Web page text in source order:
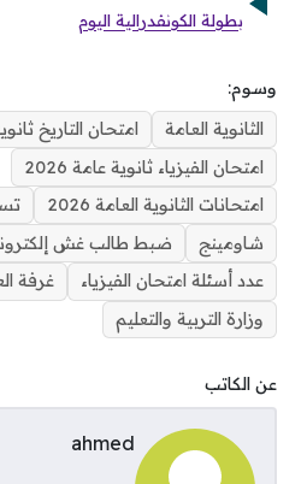
بطولة الكونفدرالية اليوم
وسوم:
الثانوية العامة
امتحان التاريخ ثانوية
امتحان الفيزياء ثانوية عامة 2026
امتحانات الثانوية العامة 2026
شاومينج
ضبط طالب غش
عدد أسئلة امتحان الفيزياء
غرفة
وزارة التربية والتعليم
عن الكاتب
ahmed